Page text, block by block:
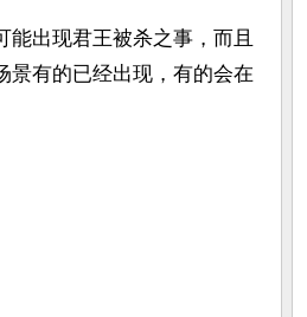
出现君王被杀之事，而且
景有的已经出现，有的会在